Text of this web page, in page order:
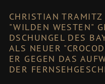
CHRISTIAN TRAMITZ
"WILDEN WESTEN"
DSCHUNGEL DES
ALS NEUER
ER GEGEN DAS
DER